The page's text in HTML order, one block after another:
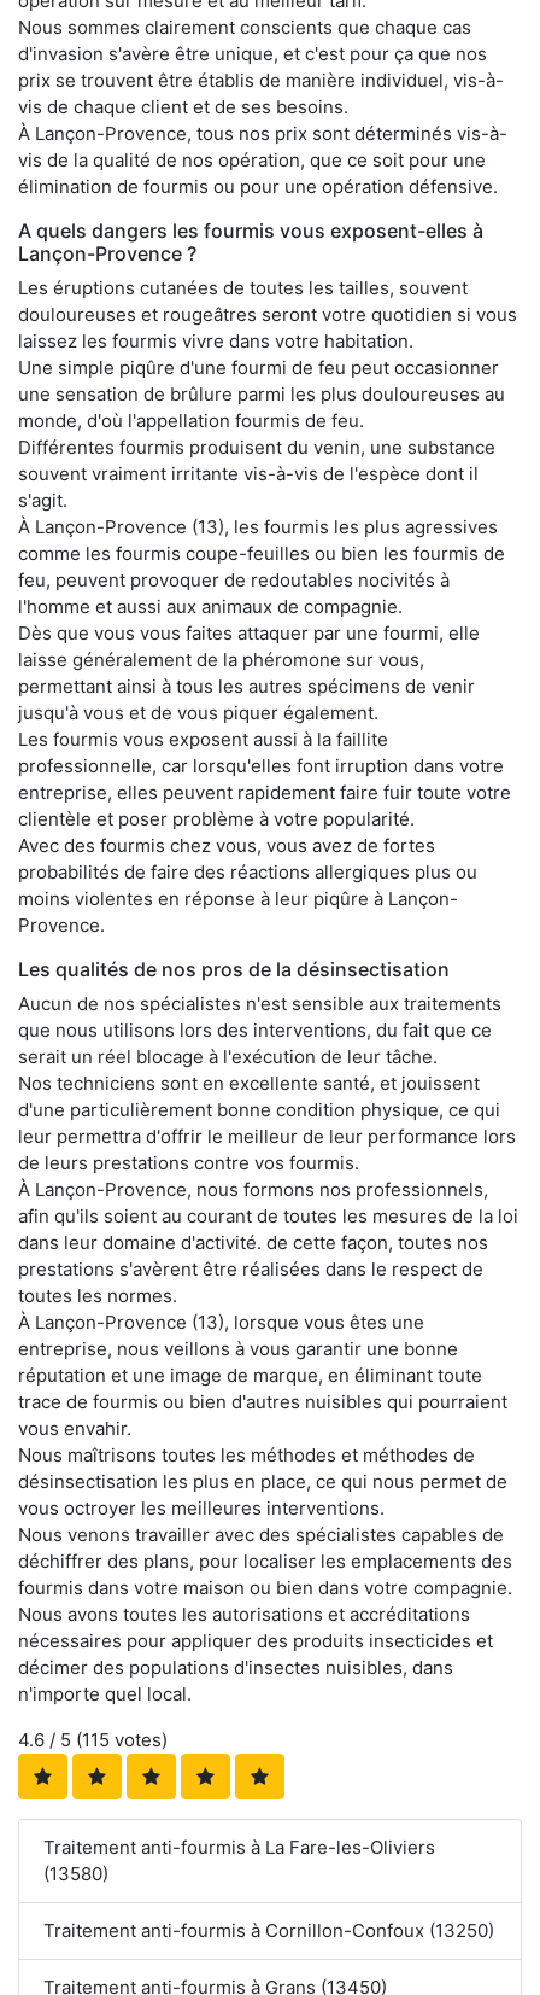
Nous sommes clairement conscients que chaque cas
d'invasion s'avère être unique, et c'est pour ça que nos
prix se trouvent être établis de manière individuel, vis-à-
vis de chaque client et de ses besoins.
À Lançon-Provence, tous nos prix sont déterminés vis-à-
vis de la qualité de nos opération, que ce soit pour une
élimination de fourmis ou pour une opération défensive.
A quels dangers les fourmis vous exposent-elles à
Lançon-Provence ?
Les éruptions cutanées de toutes les tailles, souvent
douloureuses et rougeâtres seront votre quotidien si vous
laissez les fourmis vivre dans votre habitation.
Une simple piqûre d'une fourmi de feu peut occasionner
une sensation de brûlure parmi les plus douloureuses au
monde, d'où l'appellation fourmis de feu.
Différentes fourmis produisent du venin, une substance
souvent vraiment irritante vis-à-vis de l'espèce dont il
s'agit.
À Lançon-Provence (13), les fourmis les plus agressives
comme les fourmis coupe-feuilles ou bien les fourmis de
feu, peuvent provoquer de redoutables nocivités à
l'homme et aussi aux animaux de compagnie.
Dès que vous vous faites attaquer par une fourmi, elle
laisse généralement de la phéromone sur vous,
permettant ainsi à tous les autres spécimens de venir
jusqu'à vous et de vous piquer également.
Les fourmis vous exposent aussi à la faillite
professionnelle, car lorsqu'elles font irruption dans votre
entreprise, elles peuvent rapidement faire fuir toute votre
clientèle et poser problème à votre popularité.
Avec des fourmis chez vous, vous avez de fortes
probabilités de faire des réactions allergiques plus ou
moins violentes en réponse à leur piqûre à Lançon-
Provence.
Les qualités de nos pros de la désinsectisation
Aucun de nos spécialistes n'est sensible aux traitements
que nous utilisons lors des interventions, du fait que ce
serait un réel blocage à l'exécution de leur tâche.
Nos techniciens sont en excellente santé, et jouissent
d'une particulièrement bonne condition physique, ce qui
leur permettra d'offrir le meilleur de leur performance lors
de leurs prestations contre vos fourmis.
À Lançon-Provence, nous formons nos professionnels,
afin qu'ils soient au courant de toutes les mesures de la loi
dans leur domaine d'activité. de cette façon, toutes nos
prestations s'avèrent être réalisées dans le respect de
toutes les normes.
À Lançon-Provence (13), lorsque vous êtes une
entreprise, nous veillons à vous garantir une bonne
réputation et une image de marque, en éliminant toute
trace de fourmis ou bien d'autres nuisibles qui pourraient
vous envahir.
Nous maîtrisons toutes les méthodes et méthodes de
désinsectisation les plus en place, ce qui nous permet de
vous octroyer les meilleures interventions.
Nous venons travailler avec des spécialistes capables de
déchiffrer des plans, pour localiser les emplacements des
fourmis dans votre maison ou bien dans votre compagnie.
Nous avons toutes les autorisations et accréditations
nécessaires pour appliquer des produits insecticides et
décimer des populations d'insectes nuisibles, dans
n'importe quel local.
4.6 / 5 (115 votes)
Traitement anti-fourmis à La Fare-les-Oliviers
(13580)
Traitement anti-fourmis à Cornillon-Confoux (13250)
Traitement anti-fourmis à Grans (13450)